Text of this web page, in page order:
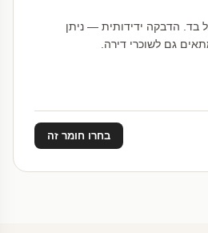
בד. הדבקה ידידותית — ניתן
גם לשוכרי דירה.
בחרו חומר זה